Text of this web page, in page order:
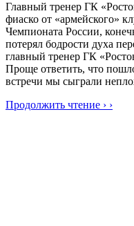
Главный тренер ГК
фиаско от «армейского»
Чемпионата России,
потерял бодрости духа
главный тренер ГК
Проще ответить, что
встречи мы сыграли
Продолжить чтение › ›